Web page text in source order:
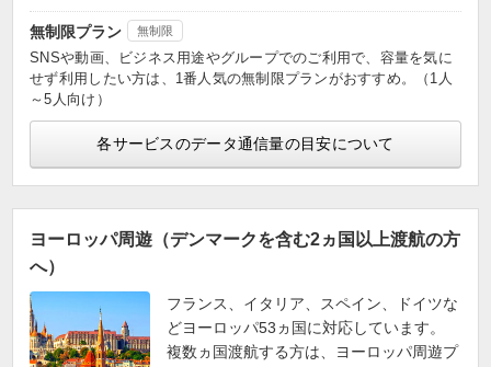
無制限プラン 無制限
SNSや動画、ビジネス用途やグループでのご利用で、容量を気に
せず利用したい方は、1番人気の無制限プランがおすすめ。（1人
～5人向け）
各サービスのデータ通信量の目安について
ヨーロッパ周遊（デンマークを含む2ヵ国以上渡航の方
へ）
フランス、イタリア、スペイン、ドイツな
どヨーロッパ53ヵ国に対応しています。
複数ヵ国渡航する方は、ヨーロッパ周遊プ